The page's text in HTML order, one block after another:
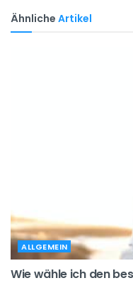
Ähnliche Artikel
ALLGEMEIN
Wie wähle ich den